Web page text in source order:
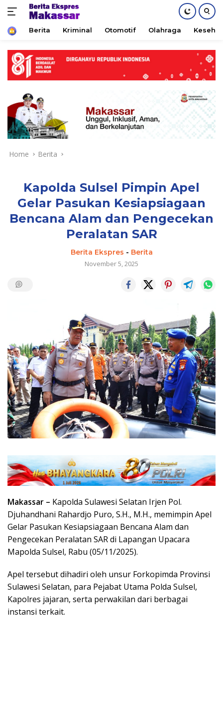
content
HomeBerita Kriminal Otomotif Olahraga
Home Berita
Kapolda Sulsel Pimpin Apel
Gelar Pasukan Kesiapsiagaan
Bencana Alam dan Pengecekan
Peralatan SAR
Berita Ekspres - Berita
November 5, 2025
Makassar – Kapolda Sulawesi Selatan Irjen Pol.
Djuhandhani Rahardjo Puro, S.H., M.H., memimpin Apel
Gelar Pasukan Kesiapsiagaan Bencana Alam dan
Pengecekan Peralatan SAR di Lapangan Upacara
Mapolda Sulsel, Rabu (05/11/2025).
Apel tersebut dihadiri oleh unsur Forkopimda Provinsi
Sulawesi Selatan, para Pejabat Utama Polda Sulsel,
Kapolres jajaran, serta perwakilan dari berbagai
instansi terkait.